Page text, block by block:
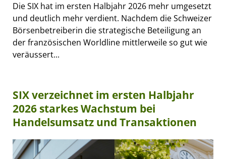
Die SIX hat im ersten Halbjahr 2026 mehr umgesetzt
und deutlich mehr verdient. Nachdem die Schweizer
Börsenbetreiberin die strategische Beteiligung an
der französischen Worldline mittlerweile so gut wie
veräussert...
SIX verzeichnet im ersten Halbjahr
2026 starkes Wachstum bei
Handelsumsatz und Transaktionen